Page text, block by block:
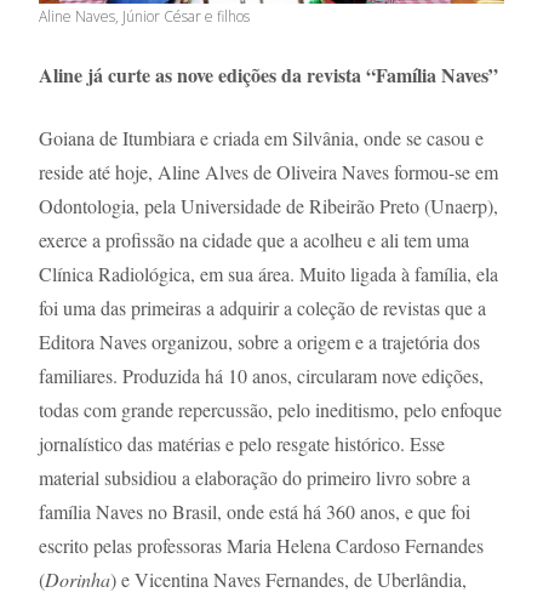
Aline Naves, Júnior César e filhos
Aline já curte as nove edições da revista “Família Naves”
Goiana de Itumbiara e criada em Silvânia, onde se casou e
reside até hoje, Aline Alves de Oliveira Naves formou-se em
Odontologia, pela Universidade de Ribeirão Preto (Unaerp),
exerce a profissão na cidade que a acolheu e ali tem uma
Clínica Radiológica, em sua área. Muito ligada à família, ela
foi uma das primeiras a adquirir a coleção de revistas que a
Editora Naves organizou, sobre a origem e a trajetória dos
familiares. Produzida há 10 anos, circularam nove edições,
todas com grande repercussão, pelo ineditismo, pelo enfoque
jornalístico das matérias e pelo resgate histórico. Esse
material subsidiou a elaboração do primeiro livro sobre a
família Naves no Brasil, onde está há 360 anos, e que foi
escrito pelas professoras Maria Helena Cardoso Fernandes
(Dorinha) e Vicentina Naves Fernandes, de Uberlândia,